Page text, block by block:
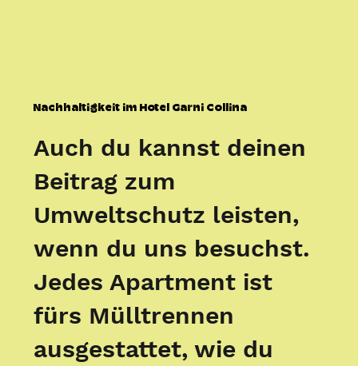
Nachhaltigkeit im Hotel Garni Collina
Auch du kannst deinen
Beitrag zum
Umweltschutz leisten,
wenn du uns besuchst.
Jedes Apartment ist
fürs Mülltrennen
ausgestattet, wie du